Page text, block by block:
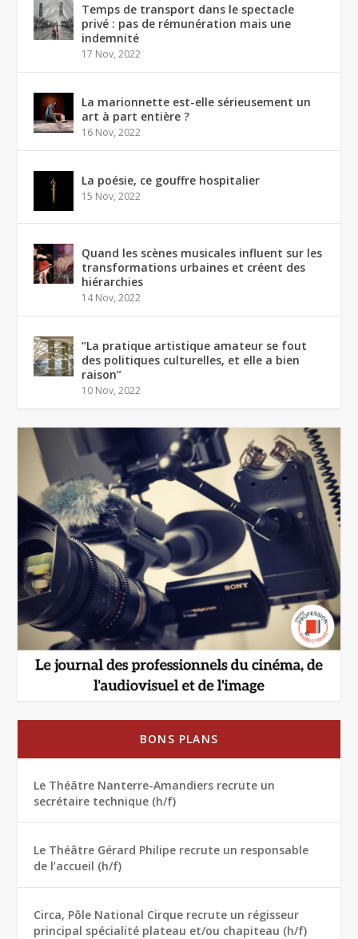
Temps de transport dans le spectacle
privé : pas de rémunération mais une
indemnité
17 Nov, 2022
La marionnette est-elle sérieusement un
art à part entière ?
16 Nov, 2022
La poésie, ce gouffre hospitalier
15 Nov, 2022
Quand les scènes musicales influent sur les
transformations urbaines et créent des
hiérarchies
14 Nov, 2022
“La pratique artistique amateur se fout
des politiques culturelles, et elle a bien
raison”
10 Nov, 2022
BONS PLANS
Le Théâtre Nanterre-Amandiers recrute un
secrétaire technique (h/f)
Le Théâtre Gérard Philipe recrute un responsable
de l’accueil (h/f)
Circa, Pôle National Cirque recrute un régisseur
principal spécialité plateau et/ou chapiteau (h/f)